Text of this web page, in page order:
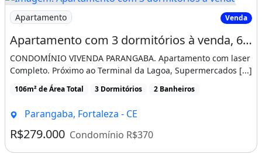
Dependência De Empregados
Churrasqueira
Elevador
Sacada / Varanda
Escritório
Lavanderia
Vista Exterior
Interfone
Permite Animais
Imagem: Apartamento com 3 dormitórios à venda
Apartamento Venda
Apartamento com 3 dormitórios à venda, 63 m²
CONDOMÍNIO VIVENDA PARANGABA. Apartamento com laser
Completo. Próximo ao Terminal da Lagoa, Supermercados [...]
106m² de Área Total 3 Dormitórios 2 Banheiros
Parangaba, Fortaleza - CE
R$279.000 Condomínio R$370